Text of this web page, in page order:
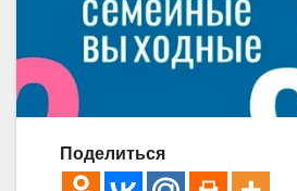
Поделиться